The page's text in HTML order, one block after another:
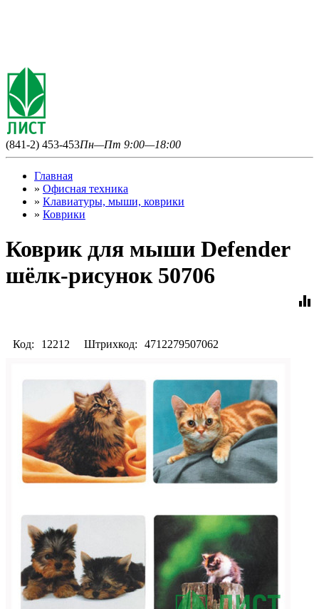
(841-2) 453-453Пн—Пт 9:00—18:00
Главная
» Офисная техника
» Клавиатуры, мыши, коврики
» Коврики
Коврик для мыши Defender
шёлк-рисунок 50706
equalizer
Код: 12212 Штрихкод: 4712279507062